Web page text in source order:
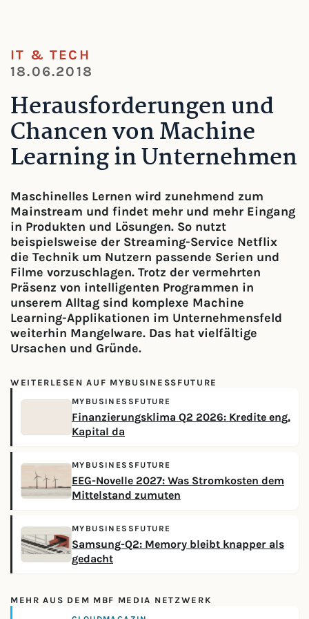
IT & TECH
18.06.2018
Herausforderungen und
Chancen von Machine
Learning in Unternehmen
Maschinelles Lernen wird zunehmend zum
Mainstream und findet mehr und mehr Eingang
in Produkten und Lösungen. So nutzt
beispielsweise der Streaming-Service Netflix
die Technik um Nutzern passende Serien und
Filme vorzuschlagen. Trotz der vermehrten
Präsenz von intelligenten Programmen in
unserem Alltag sind komplexe Machine
Learning-Applikationen im Unternehmensfeld
weiterhin Mangelware. Das hat vielfältige
Ursachen und Gründe.
WEITERLESEN AUF MYBUSINESSFUTURE
MYBUSINESSFUTURE
Finanzierungsklima Q2 2026: Kredite eng,
Kapital da
MYBUSINESSFUTURE
EEG-Novelle 2027: Was Stromkosten dem
Mittelstand zumuten
MYBUSINESSFUTURE
Samsung-Q2: Memory bleibt knapper als
gedacht
MEHR AUS DEM MBF MEDIA NETZWERK